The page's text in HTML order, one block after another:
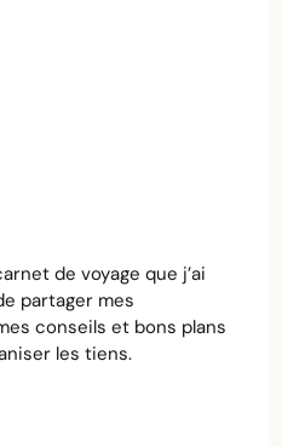
de voyage que j’ai
partager mes
conseils et bons plans
les tiens.